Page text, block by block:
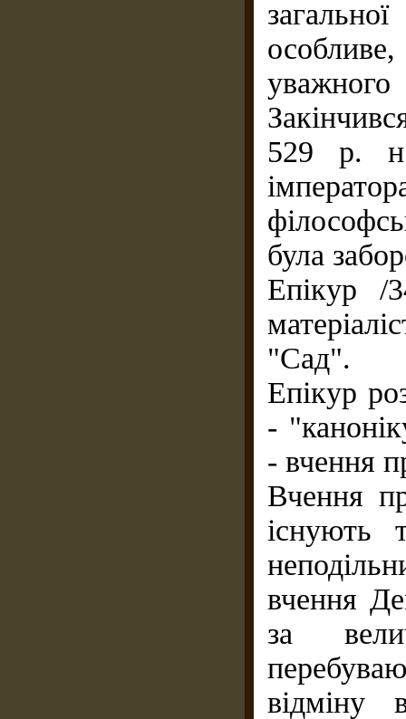
529 р.
була
Епікур /
"Сад".
Епікур
-
- вчення
Вчення
існують
вчення
за
відміну